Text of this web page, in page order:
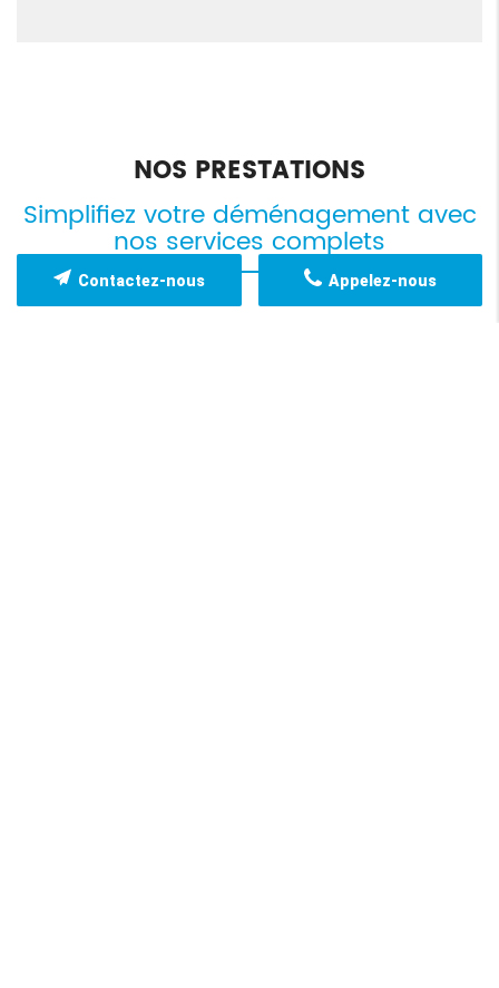
NOS PRESTATIONS
Simplifiez votre déménagement avec
nos services complets
Appelez-nous
Contactez-nous